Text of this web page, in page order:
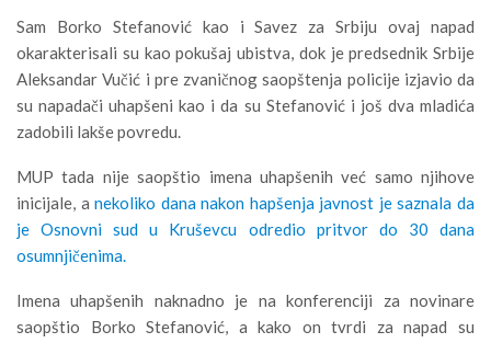
Sam Borko Stefanović kao i Savez za Srbiju ovaj napad
okarakterisali su kao pokušaj ubistva, dok je predsednik Srbije
Aleksandar Vučić i pre zvaničnog saopštenja policije izjavio da
su napadači uhapšeni kao i da su Stefanović i još dva mladića
zadobili lakše povredu.
MUP tada nije saopštio imena uhapšenih već samo njihove
inicijale, anekoliko dana nakon hapšenja javnost je saznala da
je Osnovni sud u Kruševcu odredio pritvor do 30 dana
osumnjičenima.
Imena uhapšenih naknadno je na konferenciji za novinare
saopštio Borko Stefanović, a kako on tvrdi za napad su